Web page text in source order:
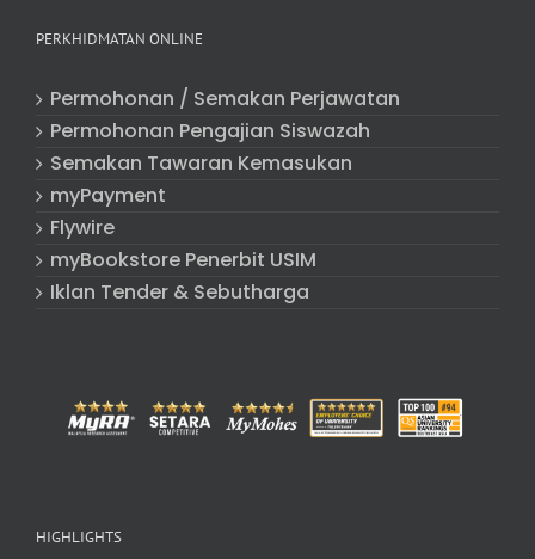
PERKHIDMATAN ONLINE
Permohonan / Semakan Perjawatan
Permohonan Pengajian Siswazah
Semakan Tawaran Kemasukan
myPayment
Flywire
myBookstore Penerbit USIM
Iklan Tender & Sebutharga
HIGHLIGHTS